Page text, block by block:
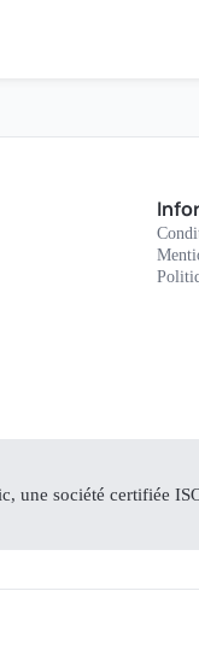
une société certifiée